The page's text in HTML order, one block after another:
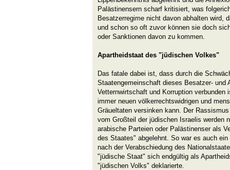
Palästinensern scharf kritisiert, was
Besatzerregime nicht davon abhalten wird,
und schon so oft zuvor können sie doch
oder Sanktionen davon zu kommen.
Apartheidstaat des "jüdischen Volkes"
Das fatale dabei ist, dass durch die
Staatengemeinschaft dieses Besatzer- und
Vetternwirtschaft und Korruption verbunden
immer neuen völkerrechtswidrigen und
Gräueltaten versinken kann. Der
vom Großteil der jüdischen Israelis werden
arabische Parteien oder Palästinenser als
des Staates" abgelehnt. So war es auch
nach der Verabschiedung des
"jüdische Staat" sich endgültig als
"jüdischen Volks" deklarierte.